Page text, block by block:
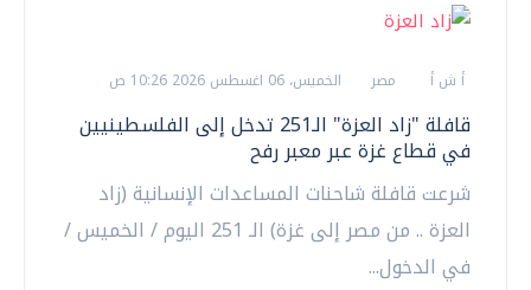
أ ش أ مصر الخميس، 06 اغسطس 2026 10:26 ص
قافلة "زاد العزة" الـ251 تدخل إلى الفلسطينيين
في قطاع غزة عبر معبر رفح
شرعت قافلة شاحنات المساعدات الإنسانية (زاد
العزة .. من مصر إلى غزة) الـ 251 اليوم / الخميس /
في الدخول...